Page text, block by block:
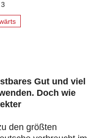
Gut und viel
Doch wie
den größten